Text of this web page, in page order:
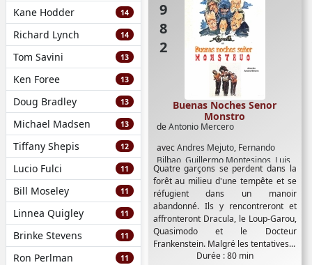
Kane Hodder 14
Richard Lynch 14
Tom Savini 13
Ken Foree 13
Doug Bradley 13
Michael Madsen 13
Tiffany Shepis 12
Lucio Fulci 11
Bill Moseley 11
Linnea Quigley 11
Brinke Stevens 11
Ron Perlman 11
1982
deAntonio Mercero
avecAndres Mejuto, Fernando
Bilbao, Guillermo Montesinos Luis
Escobar,Paul Naschy
Buenas Noches Senor
Monstro
Quatre garçons se perdent dans la
forêt au milieu d'une tempête et se
réfugient dans un manoir
abandonné. Ils y rencontreront et
affronteront Dracula, le Loup-Garou,
Quasimodo et le Docteur
Frankenstein. Malgré les tentatives...
Durée : 80 min